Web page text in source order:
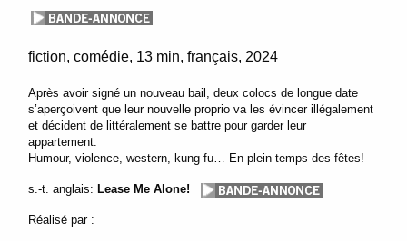
fiction comédie 13 min français 2024
Après avoir signé un nouveau bail, deux colocs de longue date
s’aperçoivent que leur nouvelle proprio va les évincer illégalement
et décident de littéralement se battre pour garder leur
appartement.
Humour, violence, western, kung fu… En plein temps des fêtes!
s.-t. anglais: Lease Me Alone!
Réalisé par :